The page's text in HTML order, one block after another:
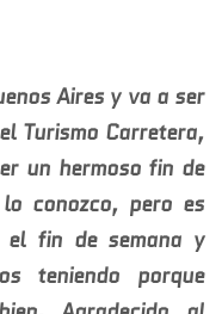
Aires y va a ser
Turismo Carretera,
un hermoso fin de
conozco, pero es
el fin de semana y
teniendo porque